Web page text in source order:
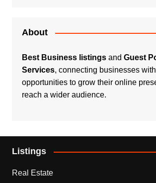
About
Best Business listingsand Guest
Services, connecting businesses
opportunities to grow their online
reach a wider audience.
Listings
Real Estate